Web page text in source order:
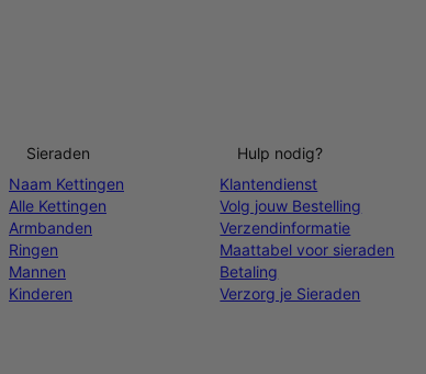
Sieraden
Naam Kettingen
Alle Kettingen
Armbanden
Ringen
Mannen
Kinderen
Hulp nodig?
Klantendienst
Volg jouw Bestelling
Verzendinformatie
Maattabel voor sieraden
Betaling
Verzorg je Sieraden